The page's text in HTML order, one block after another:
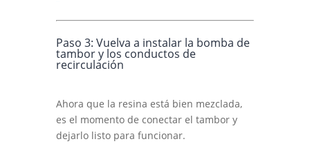
Paso 3: Vuelva a instalar la bomba de
tambor y los conductos de
recirculación
Ahora que la resina está bien mezclada,
es el momento de conectar el tambor y
dejarlo listo para funcionar.